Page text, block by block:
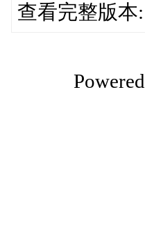
查看完整版本: